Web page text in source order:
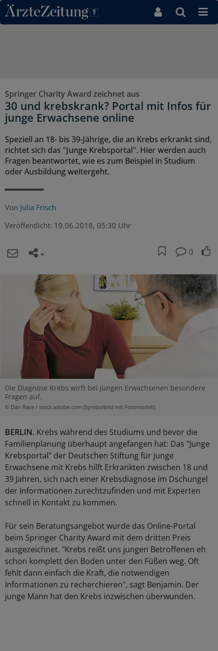
Direkt zum Inhaltsbereich
Springer Charity Award zeichnet aus
30 und krebskrank? Portal mit Infos für
junge Erwachsene online
Speziell an 18- bis 39-Jährige, die an Krebs erkrankt sind,
richtet sich das "Junge Krebsportal". Hier werden auch
Fragen beantwortet, wie es zum Beispiel in Studium
oder Ausbildung weitergeht.
Von Julia Frisch
Veröffentlicht: 19.06.2018, 05:30 Uhr
0
Die Diagnose Krebs wirft bei jungen Erwachsenen besondere
Fragen auf.
© Dan Race / stock.adobe.com (Symbolbild mit Fotomodell)
BERLIN. Krebs während des Studiums und bevor die
Familienplanung überhaupt angefangen hat: Das "Junge
Krebsportal" der Deutschen Stiftung für junge
Erwachsene mit Krebs hilft Erkrankten zwischen 18 und
39 Jahren, sich nach einer Krebsdiagnose im Dschungel
der Informationen zurechtzufinden und mit Experten
schnell in Kontakt zu kommen.
Für sein Beratungsangebot wurde das Online-Portal
beim Springer Charity Award mit dem dritten Preis
ausgezeichnet. "Krebs reißt uns jungen Betroffenen eh
schon komplett den Boden unter den Füßen weg. Oft
fehlt dann einfach die Kraft, die notwendigen
Informationen zu recherchieren", sagt Benjamin. Der
junge Mann hat den Krebs inzwischen überwunden.